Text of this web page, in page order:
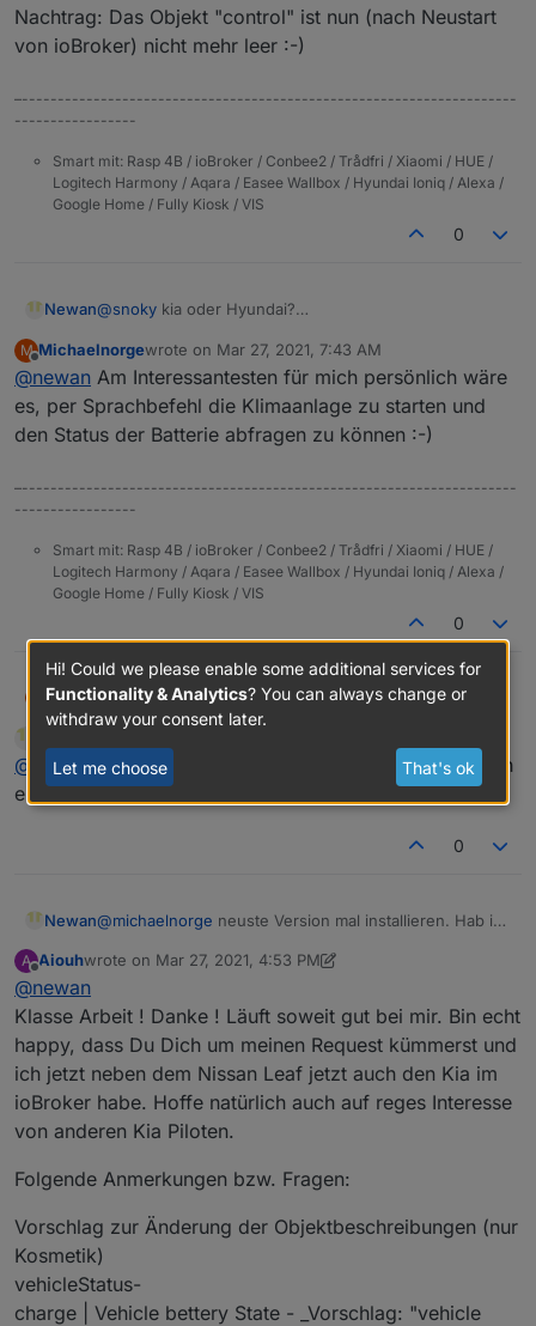
Nachtrag: Das Objekt "control" ist nun (nach Neustart
von ioBroker) nicht mehr leer :-)
–---------------------------------------------------------------------
-----------------
Smart mit: Rasp 4B / ioBroker / Conbee2 / Trådfri / Xiaomi / HUE /
Logitech Harmony / Aqara / Easee Wallbox / Hyundai Ioniq / Alexa /
Google Home / Fully Kiosk / VIS
0
Newan@snoky kia oder Hyundai?
es Max 200 Anfragen pro Tag.
Naja es kann ja jeder einstellen im Adapter wieviele
Anfragen pro Tag gestellt werden.
Welche Daten sind für euch am interessantesten, dann
kommen die mit prio!
Gruß
M
Offline
Michaelnorgewrote on Mar 27, 2021, 7:43 AM
last edited by
@newan Am Interessantesten für mich persönlich wäre
es, per Sprachbefehl die Klimaanlage zu starten und
den Status der Batterie abfragen zu können :-)
–---------------------------------------------------------------------
-----------------
Smart mit: Rasp 4B / ioBroker / Conbee2 / Trådfri / Xiaomi / HUE /
Logitech Harmony / Aqara / Easee Wallbox / Hyundai Ioniq / Alexa /
Google Home / Fully Kiosk / VIS
0
Michaelnorge@newanAm Interessantesten für mich
persönlich wäre es, per Sprachbefehl die
Batterie abfragen zu können :-)
Offline last edited by
@ michaelnorgeneuste Version mal installieren. Hab ich
eingebaut gestern
0
Newan@michaelnorge neuste Version mal installieren. Hab ich
A Aiouhwrote on Mar 27, 2021, 4:53 PM
last edited by AiouhMar 27, 2021, 5:57 PM
@newan
Klasse Arbeit ! Danke ! Läuft soweit gut bei mir. Bin echt
happy, dass Du Dich um meinen Request kümmerst und
ich jetzt neben dem Nissan Leaf jetzt auch den Kia im
ioBroker habe. Hoffe natürlich auch auf reges Interesse
von anderen Kia Piloten.
Folgende Anmerkungen bzw. Fragen:
Vorschlag zur Änderung der Objektbeschreibungen (nur
Kosmetik)
vehicleStatus-
charge | Vehicle bettery State - _Vorschlag: "vehicle
Hi! Could we please enable some additional services for
Functionality & Analytics? You can always change or
withdraw your consent later.
Let me choose That's ok